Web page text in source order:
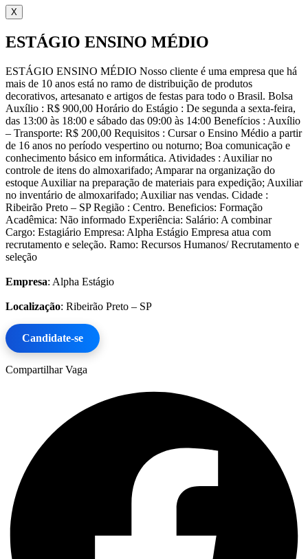
X
ESTÁGIO ENSINO MÉDIO
ESTÁGIO ENSINO MÉDIO Nosso cliente é uma empresa que há
mais de 10 anos está no ramo de distribuição de produtos
decorativos, artesanato e artigos de festas para todo o Brasil. Bolsa
Auxílio : R$ 900,00 Horário do Estágio : De segunda a sexta-feira,
das 13:00 às 18:00 e sábado das 09:00 às 14:00 Benefícios : Auxílio
– Transporte: R$ 200,00 Requisitos : Cursar o Ensino Médio a partir
de 16 anos no período vespertino ou noturno; Boa comunicação e
conhecimento básico em informática. Atividades : Auxiliar no
controle de itens do almoxarifado; Amparar na organização do
estoque Auxiliar na preparação de materiais para expedição; Auxiliar
no inventário de almoxarifado; Auxiliar nas vendas. Cidade :
Ribeirão Preto – SP Região : Centro. Beneficios: Formação
Acadêmica: Não informado Experiência: Salário: A combinar
Cargo: Estagiário Empresa: Alpha Estágio Empresa atua com
recrutamento e seleção. Ramo: Recursos Humanos/ Recrutamento e
seleção
Empresa: Alpha Estágio
Localização: Ribeirão Preto – SP
Candidate-se
Compartilhar Vaga